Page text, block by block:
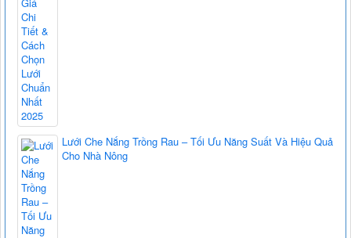
Lưới Che Nắng Trồng Rau – Tối Ưu Năng Suất Và Hiệu Quả
Cho Nhà Nông